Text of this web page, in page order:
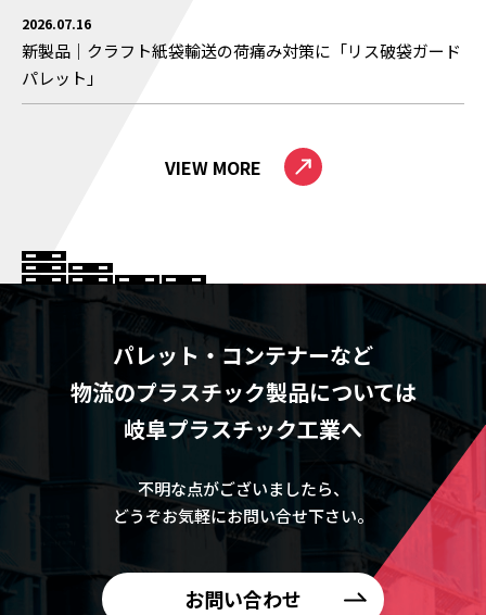
2026.07.16
新製品｜クラフト紙袋輸送の荷痛み対策に「リス破袋ガード
パレット」
VIEW MORE
パレット・コンテナーなど
物流のプラスチック製品については
岐阜プラスチック工業へ
不明な点がございましたら、
どうぞお気軽にお問い合せ下さい。
お問い合わせ